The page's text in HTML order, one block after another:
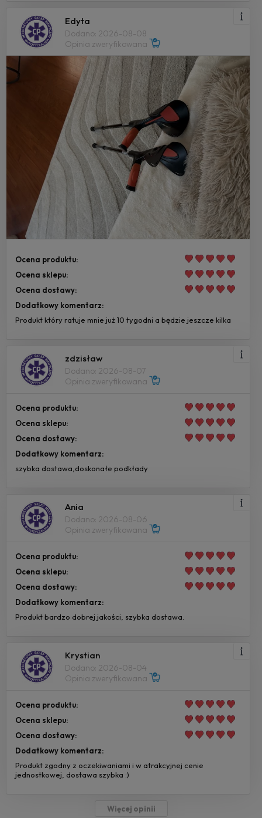
Edyta
Dodano: 2026-08-08
Opinia zweryfikowana
Ocena produktu:
Ocena sklepu:
Ocena dostawy:
Dodatkowy komentarz:
Produkt który ratuje mnie już 10 tygodni a będzie jeszcze kilka
zdzisław
Dodano: 2026-08-07
Opinia zweryfikowana
Ocena produktu:
Ocena sklepu:
Ocena dostawy:
Dodatkowy komentarz:
szybka dostawa,doskonałe podkłady
Ania
Dodano: 2026-08-06
Opinia zweryfikowana
Ocena produktu:
Ocena sklepu:
Ocena dostawy:
Dodatkowy komentarz:
Produkt bardzo dobrej jakości, szybka dostawa.
Krystian
Dodano: 2026-08-04
Opinia zweryfikowana
Ocena produktu:
Ocena sklepu:
Ocena dostawy:
Dodatkowy komentarz:
Produkt zgodny z oczekiwaniami i w atrakcyjnej cenie
jednostkowej, dostawa szybka :)
Więcej opinii